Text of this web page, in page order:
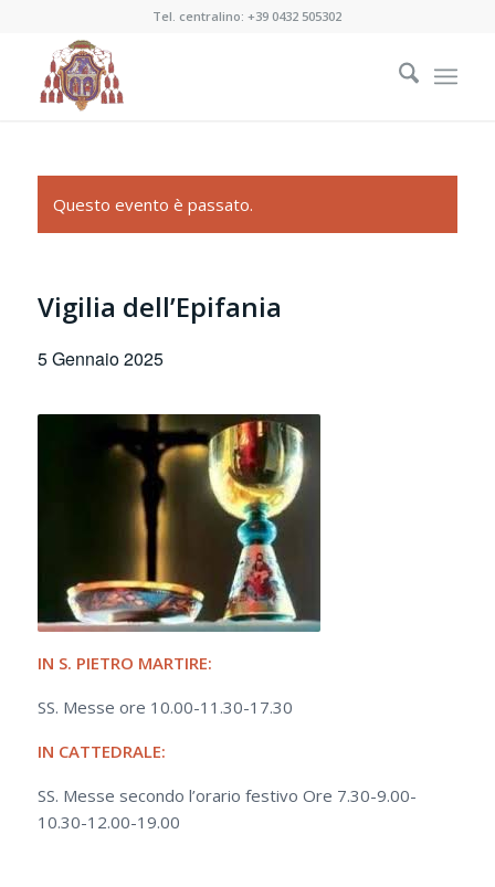
Tel. centralino:+39 0432 505302
Questo evento è passato.
Vigilia dell’Epifania
5 Gennaio 2025
IN S. PIETRO MARTIRE:
SS. Messe ore 10.00-11.30-17.30
IN CATTEDRALE:
SS. Messe secondo l’orario festivo Ore 7.30-9.00-
10.30-12.00-19.00